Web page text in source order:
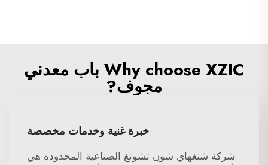
Why choose XZIC باب معدني
مجوف?
خبرة غنية وخدمات مخصصة
شركة شنغهاي شون تشونغ الصناعية المحدودة هي